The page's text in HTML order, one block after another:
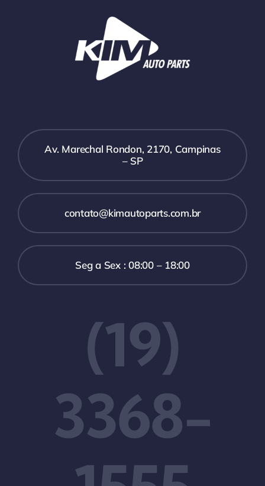
Av. Marechal Rondon, 2170, Campinas
– SP
contato@kimautoparts.com.br
Seg a Sex : 08:00 – 18:00
(19)
3368-